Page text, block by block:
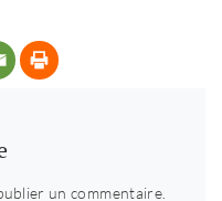
un commentaire.